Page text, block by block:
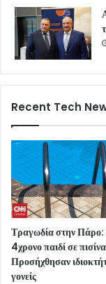
Recent Tech
Τραγωδία στην Πάρο:
4χρονο παιδί σε
Προσήχθησαν
γονείς